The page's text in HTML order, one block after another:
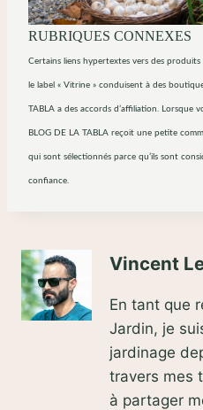
RUBRIQUES CONNEXES
Certains liens hypertextes vers des
le label « Vitrine » conduisent à des
TABLA a des accords d’affiliation. Lorsque
BLOG DE LA TABLA reçoit une petite
qui sont sélectionnés parce qu’ils sont
confiance.
Vincent
En tant que
Jardin, je
jardinage
travers mes
à partager